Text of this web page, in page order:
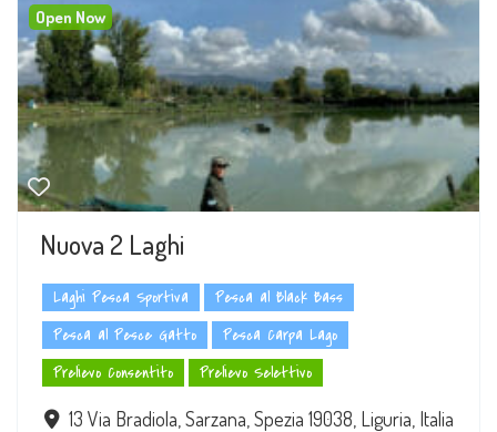
Nuova 2 Laghi
Laghi Pesca Sportiva
Pesca al Black Bass
Pesca al Pesce Gatto
Pesca Carpa Lago
Prelievo Consentito
Prelievo Selettivo
13 Via Bradiola, Sarzana, Spezia 19038, Liguria, Italia
Open Now